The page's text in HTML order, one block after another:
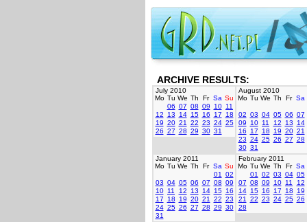
ARCHIVE RESULTS:
July 2010
Mo Tu We Th Fr Sa Su
06 07 08 09 10 11
12
13 14 15 16 17
18
19 20 21 22 23 24 25
26 27 28 29 30 31
August 2010
Mo Tu We Th Fr Sa
02 03 04 05 06 07
09
10 11 12 13 14
16
17 18 19 20 21
23 24 25 26 27 28
30 31
January 2011
Mo Tu We Th Fr Sa Su
01
02
03 04 05 06 07 08 09
10 11 12 13 14 15 16
17
18 19 20 21 22 23
24 25 26 27 28 29 30
31
February 2011
Mo Tu We Th Fr Sa
01
02 03 04 05
07 08 09 10 11 12
14 15 16 17 18 19
21
22 23 24 25 26
28